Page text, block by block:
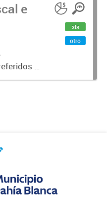
e
a
xls
otro